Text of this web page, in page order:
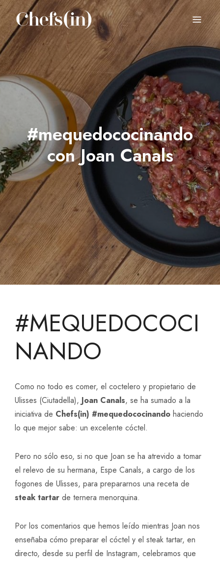
CHEFS(IN)
Local Gastronomy Adventures
#mequedococinando
con Joan Canals
#MEQUEDOCOCI
NANDO
Como no todo es comer, el coctelero y propietario de
Ulisses (Ciutadella), Joan Canals, se ha sumado a la
iniciativa de Chefs(in) #mequedococinando haciendo
lo que mejor sabe: un excelente cóctel.
Pero no sólo eso, si no que Joan se ha atrevido a tomar
el relevo de su hermana, Espe Canals, a cargo de los
fogones de Ulisses, para prepararnos una receta de
steak tartar de ternera menorquina.
Por los comentarios que hemos leído mientras Joan nos
enseñaba cómo preparar el cóctel y el steak tartar, en
directo, desde su perfil de Instagram, celebramos que